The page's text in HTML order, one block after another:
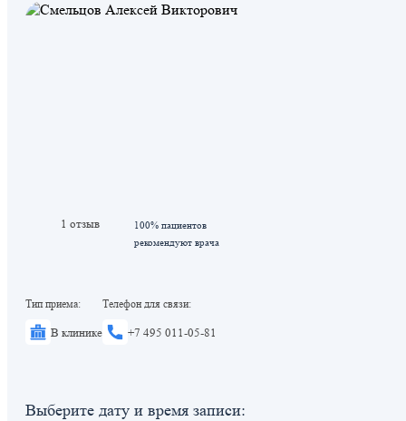
1 отзыв
100% пациентов
рекомендуют врача
Тип приема:
В клинике
Телефон для связи:
+7 495 011-05-81
Выберите дату и время записи: